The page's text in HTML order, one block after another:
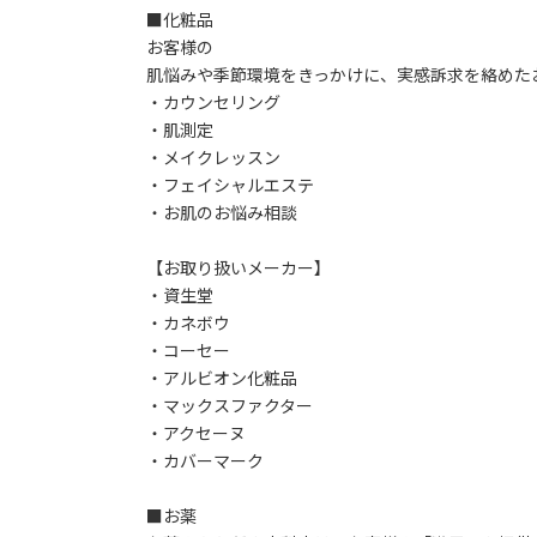
■化粧品
お客様の
肌悩みや季節環境をきっかけに、実感訴求を絡めた
・カウンセリング
・肌測定
・メイクレッスン
・フェイシャルエステ
・お肌のお悩み相談
【お取り扱いメーカー】
・資生堂
・カネボウ
・コーセー
・アルビオン化粧品
・マックスファクター
・アクセーヌ
・カバーマーク
■お薬